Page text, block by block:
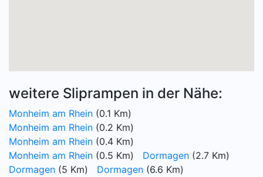
weitere Sliprampen in der Nähe:
Monheim am Rhein (0.1 Km)
Monheim am Rhein (0.2 Km)
Monheim am Rhein (0.4 Km)
Monheim am Rhein (0.5 Km) Dormagen (2.7 Km)
Dormagen (5 Km) Dormagen (6.6 Km)